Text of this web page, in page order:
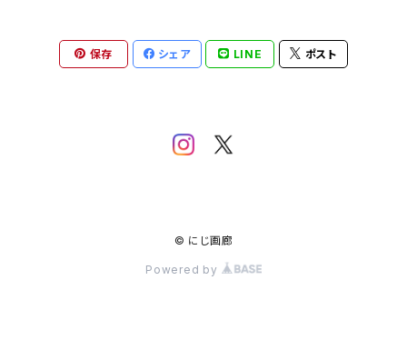
1F ギャラリー
保存 シェア LINE ポスト
© にじ画廊
Powered by